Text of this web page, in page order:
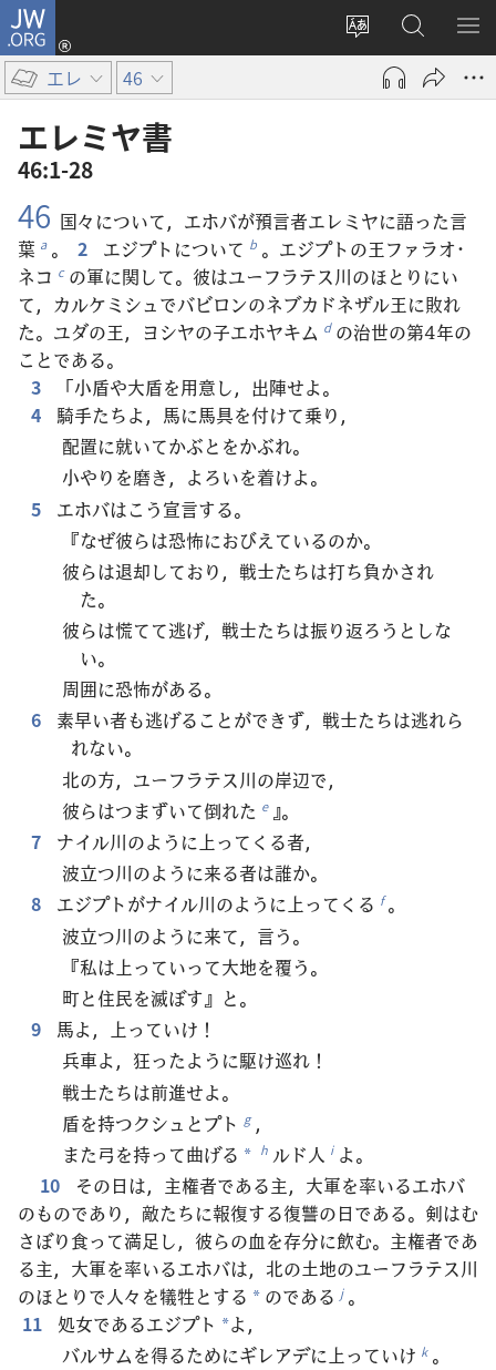
JW.ORG
サ
ト
変
え
る
ロ
グ
ン
ブ
で
開
く）
JW.ORG
の
検
メ
を
エレ 46
エレミヤ​書
46:1-28
46 国々について，エホバが預言者エレミヤに語った言
葉 a 。 2 エジプトについて b 。エジプトの王ファラオ･
ネコ c の軍に関して。彼はユーフラテス川のほとりにい
て，カルケミシュでバビロンのネブカドネザル王に敗れ
た。ユダの王，ヨシヤの子エホヤキム d の治世の第4年の
ことである。
3
「小盾や大盾を用意し，出陣せよ。
4
騎手たちよ，馬に馬具を付けて乗り，
配置に就いてかぶとをかぶれ。
小やりを磨き，よろいを着けよ。
5
エホバはこう宣言する。
『なぜ彼らは恐怖におびえているのか。
彼らは退却しており，戦士たちは打ち負かされ
た。
彼らは慌てて逃げ，戦士たちは振り返ろうとしな
い。
周囲に恐怖がある。
6
素早い者も逃げることができず，戦士たちは逃れら
れない。
北の方，ユーフラテス川の岸辺で，
彼らはつまずいて倒れた e 』。
7
ナイル川のように上ってくる者，
波立つ川のように来る者は誰か。
8
エジプトがナイル川のように上ってくる f 。
波立つ川のように来て，言う。
『私は上っていって大地を覆う。
町と住民を滅ぼす』と。
9
馬よ，上っていけ！
兵車よ，狂ったように駆け巡れ！
戦士たちは前進せよ。
盾を持つクシュとプト g ，
また弓を持って曲げる * h ルド人 i よ。
10
その日は，主権者である主，大軍を率いるエホバ
のものであり，敵たちに報復する復讐の日である。剣はむ
さぼり食って満足し，彼らの血を存分に飲む。主権者であ
る主，大軍を率いるエホバは，北の土地のユーフラテス川
のほとりで人々を犠牲とする * のである j 。
11
処女であるエジプト *よ，
バルサムを得るためにギレアデに上っていけ k 。